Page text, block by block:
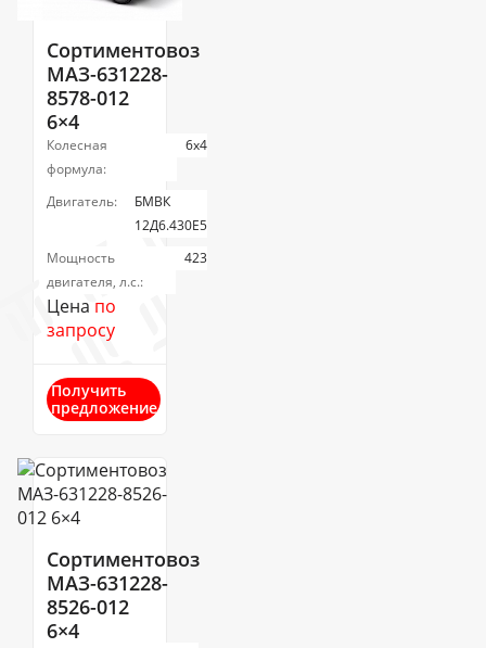
Сортиментовоз
МАЗ-631228-
8578-012
6×4
Колесная
формула:
6х4
Двигатель:
БМВК
12Д6.430Е5
Мощность
двигателя, л.с.:
423
Цена по
запросу
Получить
предложение
Сортиментовоз
МАЗ-631228-
8526-012
6×4